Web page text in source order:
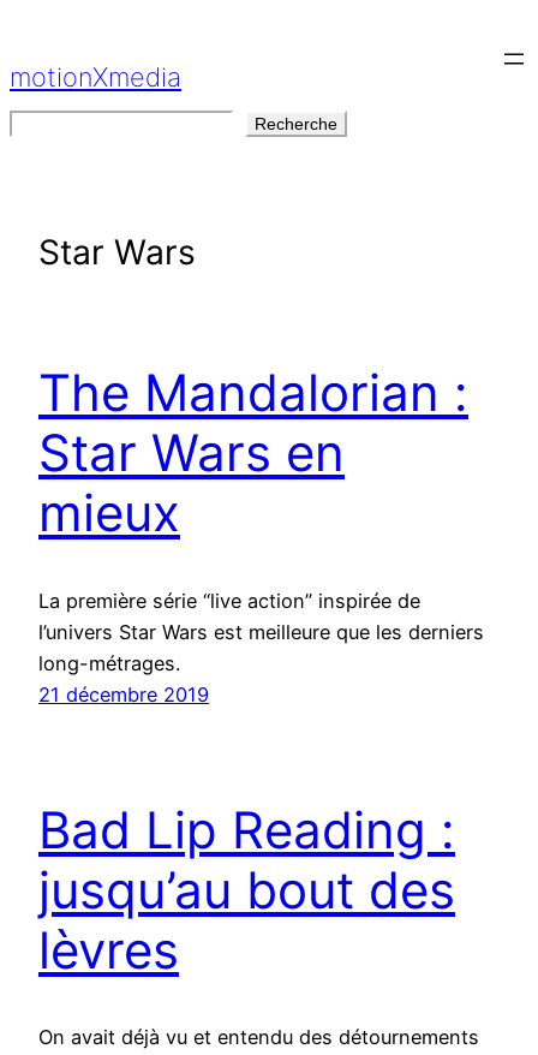
contenu
motionXmedia
Recherche
Star Wars
The Mandalorian :
Star Wars en
mieux
La première série “live action” inspirée de
l’univers Star Wars est meilleure que les derniers
long-métrages.
21 décembre 2019
Bad Lip Reading :
jusqu’au bout des
lèvres
On avait déjà vu et entendu des détournements